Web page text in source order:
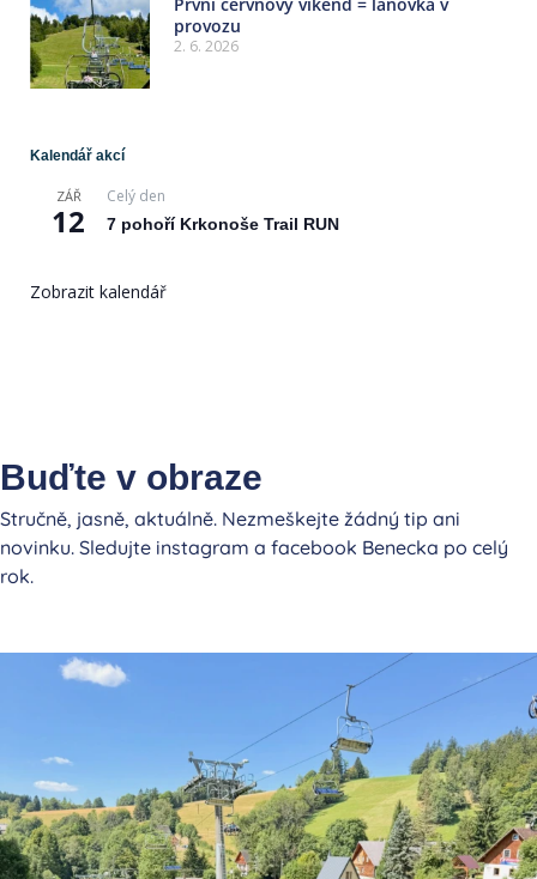
provozu
2. 6. 2026
Kalendář akcí
ZÁŘ
12
Celý den
7 pohoří Krkonoše Trail RUN
Zobrazit kalendář
Buďte v obraze
Stručně, jasně, aktuálně. Nezmeškejte žádný tip ani
novinku. Sledujte instagram a facebook Benecka po celý
rok.